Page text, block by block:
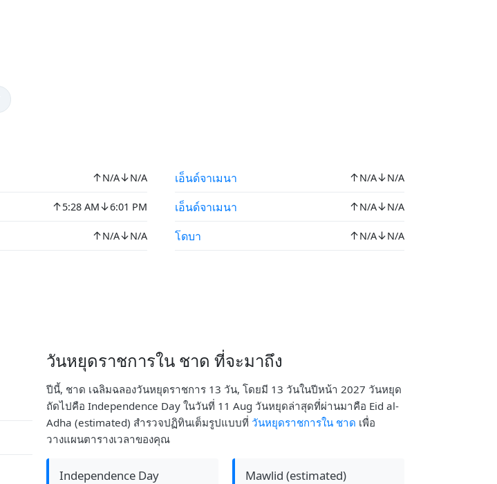
↑N/A↓N/A
↑5:28 AM↓6:01 PM
↑N/A↓N/A
เอ็นด์จาเมนา ↑N/A↓N/A
เอ็นด์จาเมนา ↑N/A↓N/A
โดบา ↑N/A↓N/A
วันหยุดราชการใน ชาด ที่จะมาถึง
ปีนี้, ชาด เฉลิมฉลองวันหยุดราชการ 13 วัน, โดยมี 13 วันในปีหน้า 2027 วันหยุด
ถัดไปคือ Independence Day ในวันที่ 11 Aug วันหยุดล่าสุดที่ผ่านมาคือ Eid al-
Adha (estimated) สำรวจปฏิทินเต็มรูปแบบที่ วันหยุดราชการใน ชาด เพื่อ
วางแผนตารางเวลาของคุณ
Independence Day Mawlid (estimated)